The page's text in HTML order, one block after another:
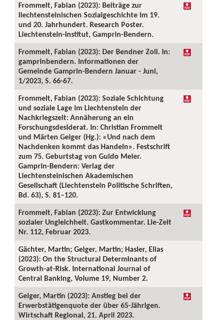
Frommelt, Fabian (2023): Beiträge zur
liechtensteinischen Sozialgeschichte im 19.
und 20. Jahrhundert. Research Poster.
Liechtenstein-Institut, Gamprin-Bendern.
Frommelt, Fabian (2023): Der Bendner Zoll. In:
gamprinbendern. Informationen der
Gemeinde Gamprin-Bendern Januar - Juni,
1/2023, S. 66-67.
Frommelt, Fabian (2023): Soziale Schichtung
und soziale Lage im Liechtenstein der
Nachkriegszeit: Annäherung an ein
Forschungsdesiderat. In: Christian Frommelt
und Märten Geiger (Hg.): «Und nach dem
Nachdenken kommt das Handeln». Festschrift
zum 75. Geburtstag von Guido Meier.
Gamprin-Bendern: Verlag der
Liechtensteinischen Akademischen
Gesellschaft (Liechtenstein Politische Schriften,
Bd. 63), S. 81–120.
Frommelt, Fabian (2023): Zur Entwicklung
sozialer Ungleichheit. Gastkommentar. Lie-Zeit
Nr. 112, Februar 2023.
Gächter, Martin; Geiger, Martin; Hasler, Elias
(2023): On the Structural Determinants of
Growth-at-Risk. International Journal of
Central Banking, Volume 19, Number 2.
Geiger, Martin (2023): Anstieg bei der
Erwerbstätigenquote der über 65-Jährigen.
Wirtschaft Regional, 21. April 2023.